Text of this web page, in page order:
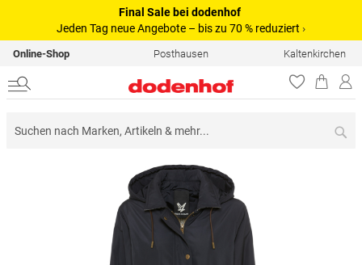
Final Sale bei dodenhof
Jeden Tag neue Angebote – bis zu 70 % reduziert ›
Online-Shop Posthausen Kaltenkirchen